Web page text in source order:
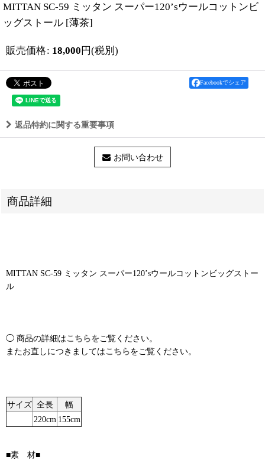
MITTAN SC-59 ミッタン スーパー120’sウールコットンビ
ッグストール [薄茶]
販売価格: 18,000 円(税別)
Facebookでシェア
返品特約に関する重要事項
お問い合わせ
商品詳細
MITTAN SC-59 ミッタン スーパー120’sウールコットンビッグストー
ル
◯ 商品の詳細はこちらをご覧ください。
またお直しにつきましてはこちらをご覧ください。
サイズ 全長
幅
220cm 155cm
■素 材■